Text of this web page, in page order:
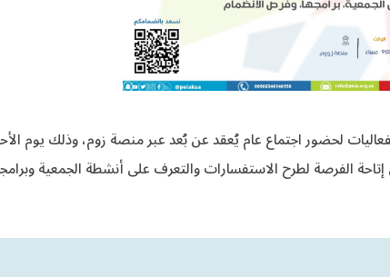
الفرصة لطرح الاستفسارات والتعرف على أنشطة الجمعية